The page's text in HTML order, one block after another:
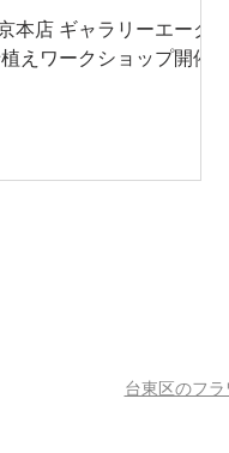
ーエーク
寄せ植えワークショップ開催
台東区のフ